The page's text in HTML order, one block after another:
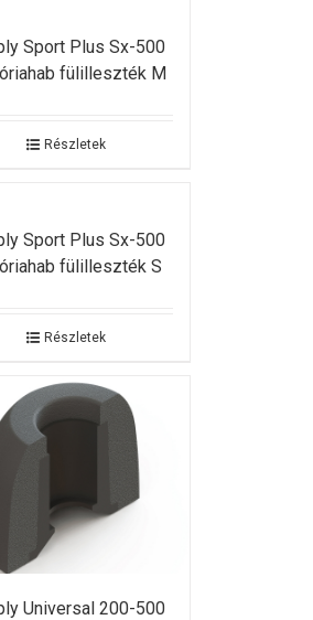
Sport Plus Sx-500
fülilleszték M
Részletek
Sport Plus Sx-500
fülilleszték S
Részletek
Universal 200-500